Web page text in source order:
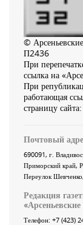
©
П2436
При
ссылка на
При
работающая
страницу сайта:
Почтовый
690091, г.
Приморский край,
Переулок Шевченко
Редакция
«Арсеньевские
Телефон: +7 (423)